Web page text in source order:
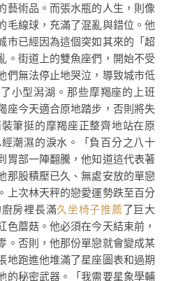
藝術品。而張水瓶的人生，則像
毛線球，充滿了混亂與錯位。他
市已經因為這個突如其來的「超
。街道上的雙魚座們，開始不受
們無法停止地哭泣，導致城市低
小型潟湖。那些摩羯座的上班
座今天適合原地踏步，否則將失
筆挺的摩羯座正整齊地站在原
潮濕的淚水。「負百分之八十
胃部一陣翻騰，他知道這代表著
那股積壓已久、無處安放的單戀
上次林天秤的戀愛運勢跌至百分
房裡長滿久坐椅子推薦了巨大
色蘑菇。他必須在今天結束前，
。否則，他那份單戀就會變成某
地跑進他堆滿了星座圖表和過期
的秘密武器。「我需要星象學輔